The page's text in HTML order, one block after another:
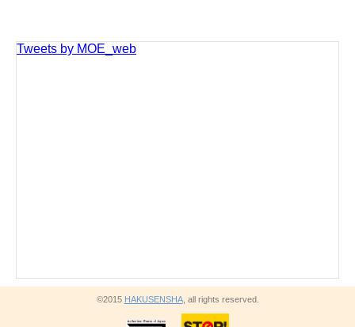
Tweets by MOE_web
©2015 HAKUSENSHA, all rights reserved.